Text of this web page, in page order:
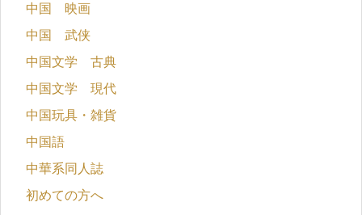
中国 映画
中国 武侠
中国文学 古典
中国文学 現代
中国玩具・雑貨
中国語
中華系同人誌
初めての方へ